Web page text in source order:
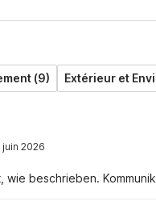
(9) Extérieur et
juin 2026
beschrieben.